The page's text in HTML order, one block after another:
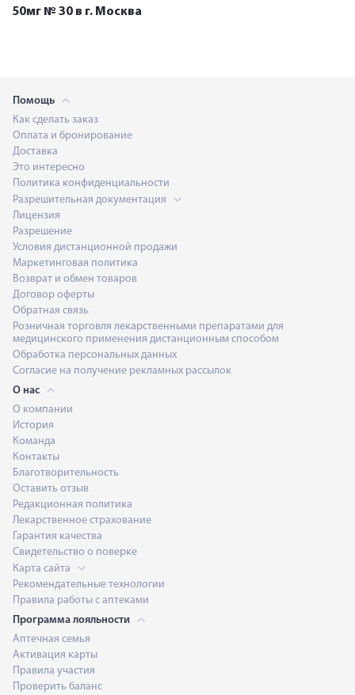
50мг № 30 в г. Москва
Помощь
Как сделать заказ
Оплата и бронирование
Доставка
Это интересно
Политика конфиденциальности
Разрешительная документация
Лицензия
Разрешение
Условия дистанционной продажи
Маркетинговая политика
Возврат и обмен товаров
Договор оферты
Обратная связь
Розничная торговля лекарственными препаратами для
медицинского применения дистанционным способом
Обработка персональных данных
Согласие на получение рекламных рассылок
О нас
О компании
История
Команда
Контакты
Благотворительность
Оставить отзыв
Редакционная политика
Лекарственное страхование
Гарантия качества
Свидетельство о поверке
Карта сайта
Рекомендательные технологии
Правила работы с аптеками
Программа лояльности
Аптечная семья
Активация карты
Правила участия
Проверить баланс